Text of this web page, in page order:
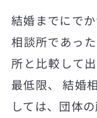
結婚までにで
相談所であっ
所と比較して
最低限、 結婚
しては、団体